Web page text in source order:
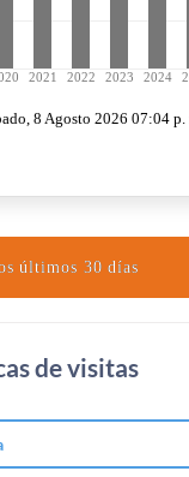
últimos 30 días